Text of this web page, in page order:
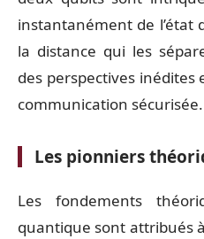
instantanément de l’état
la distance qui les
des perspectives inédites
communication sécurisée.
Les pionniers
Les fondements
quantique sont attribués